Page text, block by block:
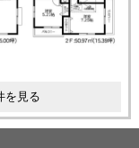
を見る